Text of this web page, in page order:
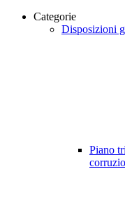
Categorie
Disposizioni
Piano